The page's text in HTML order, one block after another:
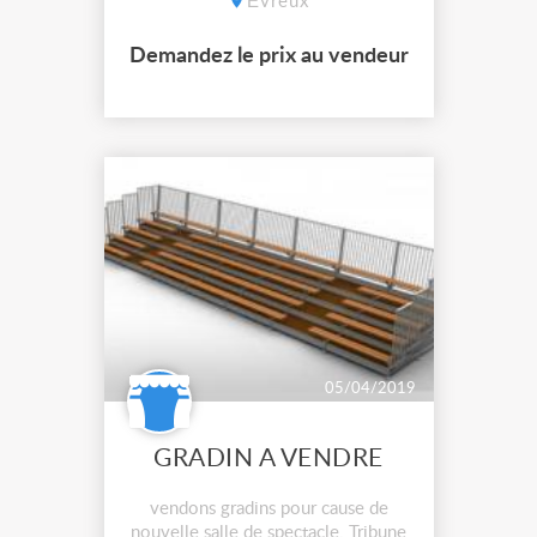
d’assemblage (ogives et goupilles)
Contacter : megapobec@gmail.com
Demandez le prix au vendeur
05/04/2019
GRADIN A VENDRE
vendons gradins pour cause de
nouvelle salle de spectacle. Tribune